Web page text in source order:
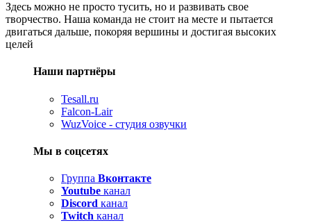
Здесь можно не просто тусить, но и развивать свое
творчество. Наша команда не стоит на месте и пытается
двигаться дальше, покоряя вершины и достигая высоких
целей
Наши партнёры
Tesall.ru
Falcon-Lair
WuzVoice - студия озвучки
Мы в соцсетях
Группа Вконтакте
Youtube канал
Discord канал
Twitch канал